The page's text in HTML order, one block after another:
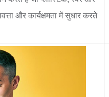
और कार्यक्षमता में सुधार करते